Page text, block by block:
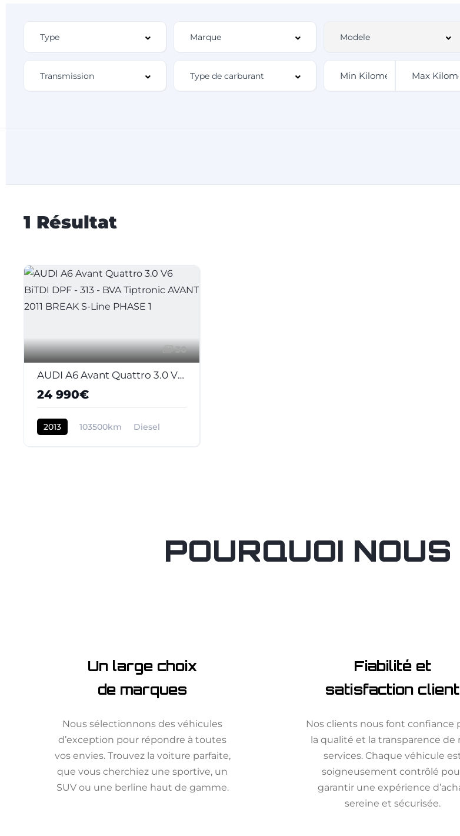
1 Résultat
30
AUDI A6 Avant Quattro 3.0 V6 BiTDI DPF - 313 - BVA Tiptronic AVANT 2011 BREAK S-Line PHASE 1
24 990€
2013 103500km Diesel
POURQUOI
Un large choix
de marques
Nous sélectionnons des véhicules
d’exception pour répondre à toutes
vos envies. Trouvez la voiture parfaite,
que vous cherchiez une sportive, un
SUV ou une berline haut de gamme.
Fiabilité et
satisfaction client
Nos clients nous font confiance
la qualité et la transparence de
services. Chaque véhicule
soigneusement contrôlé
garantir une expérience
sereine et sécurisée.